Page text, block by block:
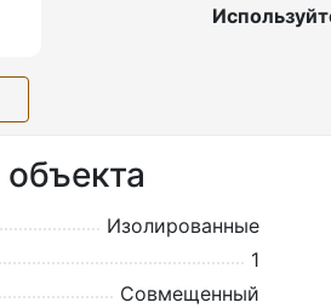
Изолированные
1
Совмещенный